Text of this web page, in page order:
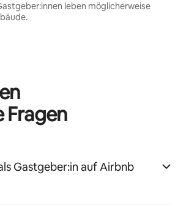
leben möglicherweise
Fragen
Gastgeber:in auf Airbnb